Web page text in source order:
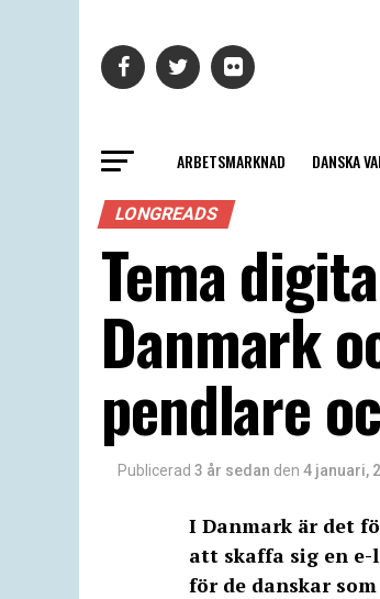
ARBETSMARKNAD DANSKA
LONGREADS
Tema
Danmark
pendlare
Publicerad 3 år sedan den 4 januari,
I Danmark är det
att skaffa sig en
för de danskar